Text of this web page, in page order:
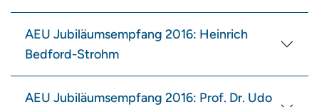
AEU Jubiläumsempfang 2016: Heinrich
Bedford-Strohm
AEU Jubiläumsempfang 2016: Prof. Dr. Udo